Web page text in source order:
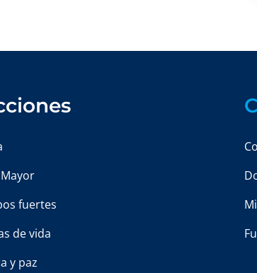
fuertes
de vida
y paz
C